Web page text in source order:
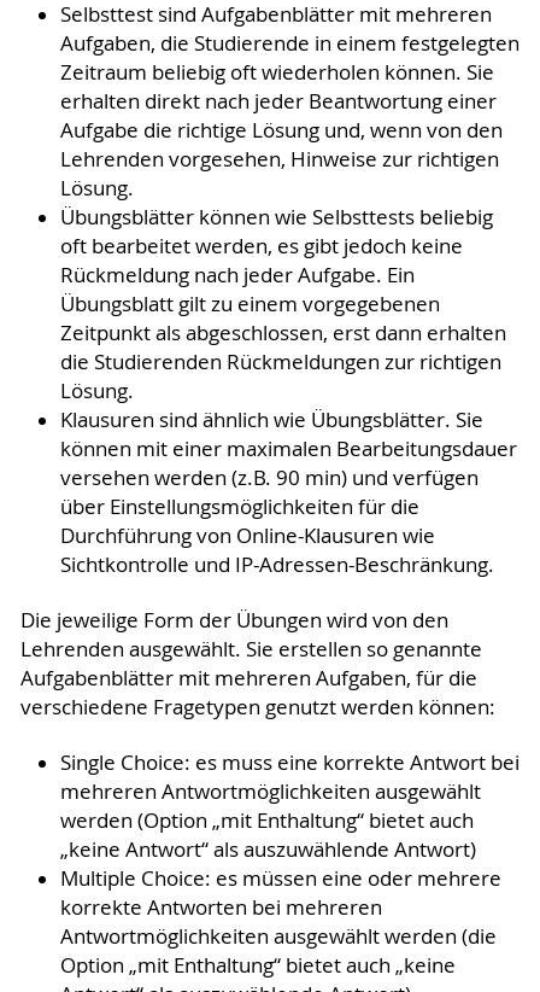
Selbsttest sind Aufgabenblätter mit mehreren
Aufgaben, die Studierende in einem festgelegten
Zeitraum beliebig oft wiederholen können. Sie
erhalten direkt nach jeder Beantwortung einer
Aufgabe die richtige Lösung und, wenn von den
Lehrenden vorgesehen, Hinweise zur richtigen
Lösung.
Übungsblätter können wie Selbsttests beliebig
oft bearbeitet werden, es gibt jedoch keine
Rückmeldung nach jeder Aufgabe. Ein
Übungsblatt gilt zu einem vorgegebenen
Zeitpunkt als abgeschlossen, erst dann erhalten
die Studierenden Rückmeldungen zur richtigen
Lösung.
Klausuren sind ähnlich wie Übungsblätter. Sie
können mit einer maximalen Bearbeitungsdauer
versehen werden (z.B. 90 min) und verfügen
über Einstellungsmöglichkeiten für die
Durchführung von Online-Klausuren wie
Sichtkontrolle und IP-Adressen-Beschränkung.
Die jeweilige Form der Übungen wird von den
Lehrenden ausgewählt. Sie erstellen so genannte
Aufgabenblätter mit mehreren Aufgaben, für die
verschiedene Fragetypen genutzt werden können:
Single Choice: es muss eine korrekte Antwort bei
mehreren Antwortmöglichkeiten ausgewählt
werden (Option „mit Enthaltung“ bietet auch
„keine Antwort“ als auszuwählende Antwort)
Multiple Choice: es müssen eine oder mehrere
korrekte Antworten bei mehreren
Antwortmöglichkeiten ausgewählt werden (die
Option „mit Enthaltung“ bietet auch „keine